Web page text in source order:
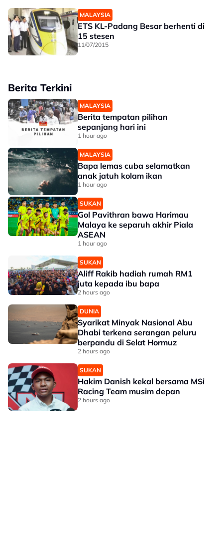
MALAYSIA
ETS KL-Padang Besar berhenti di
15 stesen
11/07/2015
Berita Terkini
MALAYSIA
Berita tempatan pilihan
sepanjang hari ini
1 hour ago
MALAYSIA
Bapa lemas cuba selamatkan
anak jatuh kolam ikan
1 hour ago
SUKAN
Gol Pavithran bawa Harimau
Malaya ke separuh akhir Piala
ASEAN
1 hour ago
SUKAN
Aliff Rakib hadiah rumah RM1
juta kepada ibu bapa
2 hours ago
DUNIA
Syarikat Minyak Nasional Abu
Dhabi terkena serangan peluru
berpandu di Selat Hormuz
2 hours ago
SUKAN
Hakim Danish kekal bersama MSi
Racing Team musim depan
2 hours ago